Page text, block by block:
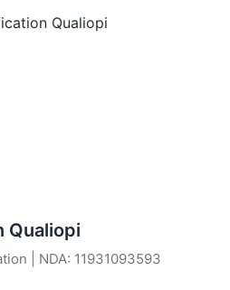
Qualiopi
| NDA: 11931093593